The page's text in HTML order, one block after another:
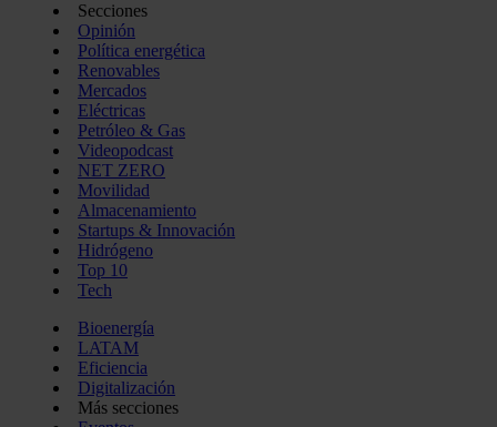
Secciones
Opinión
Política energética
Renovables
Mercados
Eléctricas
Petróleo & Gas
Videopodcast
NET ZERO
Movilidad
Almacenamiento
Startups & Innovación
Hidrógeno
Top 10
Tech
Bioenergía
LATAM
Eficiencia
Digitalización
Más secciones